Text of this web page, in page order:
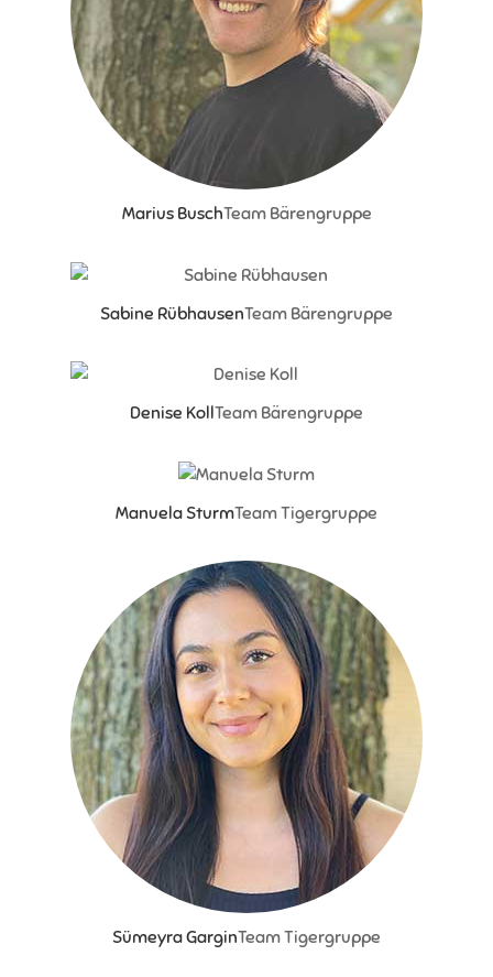
Marius BuschTeam Bärengruppe
Sabine RübhausenTeam Bärengruppe
Denise KollTeam Bärengruppe
Manuela SturmTeam Tigergruppe
Sümeyra GarginTeam Tigergruppe